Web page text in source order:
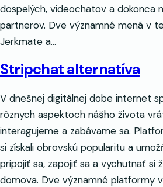
dospelých, videochatov a dokonca
partnerov. Dve významné mená v
Jerkmate a…
Stripchat alternatíva
V dnešnej digitálnej dobe internet
rôznych aspektoch nášho života
interagujeme a zabávame sa.
si získali obrovskú popularitu a
pripojiť sa, zapojiť sa a vychutnať si
domova. Dve významné platformy